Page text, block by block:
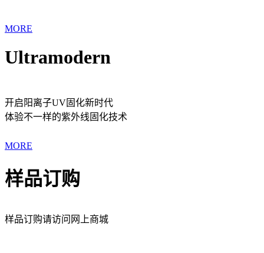
MORE
Ultramodern
开启阳离子UV固化新时代
体验不一样的紫外线固化技术
MORE
样品订购
样品订购请访问网上商城